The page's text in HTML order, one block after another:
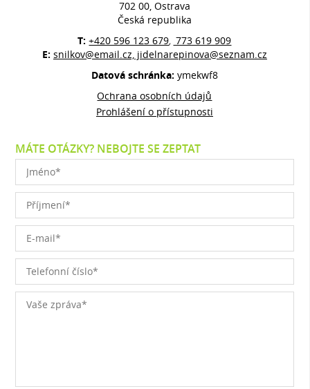
702 00, Ostrava
Česká republika
T:+420 596 123 679, 773 619 909
E: snilkov@email.cz, jidelnarepinova@seznam.cz
Datová schránka: ymekwf8
Ochrana osobních údajů
Prohlášení o přístupnosti
MÁTE OTÁZKY? NEBOJTE SE ZEPTAT